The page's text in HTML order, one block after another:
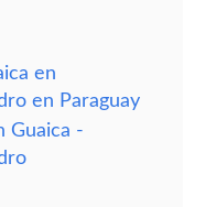
en
en Paraguay
Guaica -